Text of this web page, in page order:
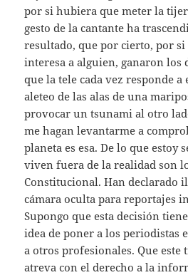
por si hubiera que meter la
gesto de la cantante ha
resultado, que por cierto, por si
interesa a alguien, ganaron los
que la tele cada vez responde a
aleteo de las alas de una
provocar un tsunami al otro
me hagan levantarme a
planeta es esa. De lo que estoy
viven fuera de la realidad son
Constitucional. Han declarado
cámara oculta para reportajes
Supongo que esta decisión
idea de poner a los periodistas
a otros profesionales. Que este
atreva con el derecho a la